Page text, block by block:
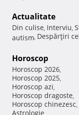
Actualitate
Din culise, Interviu,
autism, Despărţiri
Horoscop
Horoscop 2026,
Horoscop 2025,
Horoscop azi,
Horoscop dragoste,
Horoscop chinezesc,
Astrologie